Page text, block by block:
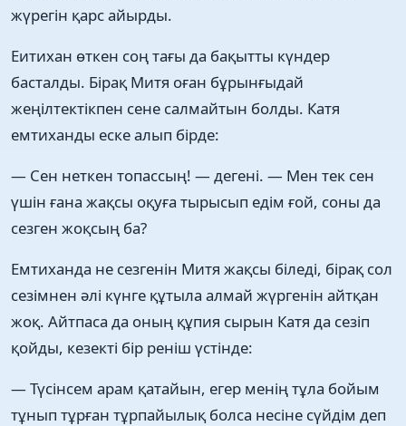
жүрегін қарс айырды.
Еитихан өткен соң тағы да бақытты күндер
басталды. Бірақ Митя оған бұрынғыдай
жеңілтектікпен сене салмайтын болды. Катя
емтиханды еске алып бірде:
— Сен неткен топассың! — дегені. — Мен тек сен
үшін ғана жақсы оқуға тырысып едім ғой, соны да
сезген жоқсың ба?
Емтиханда не сезгенін Митя жақсы біледі, бірақ сол
сезімнен әлі күнге құтыла алмай жүргенін айтқан
жоқ. Айтпаса да оның құпия сырын Катя да сезіп
қойды, кезекті бір реніш үстінде:
— Түсінсем арам қатайын, егер менің тұла бойым
тұнып тұрған тұрпайылық болса несіне сүйдім деп